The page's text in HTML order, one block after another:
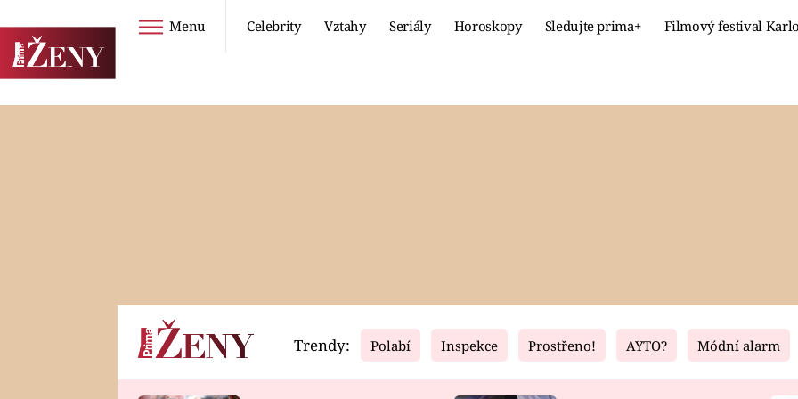
Menu Celebrity Vztahy Seriály Horoskopy Sledujte prima+ Filmový festival
Horoskopy Video Fresh Living
Trendy: Polabí Inspekce Prostřeno! AYTO? Módní alarm